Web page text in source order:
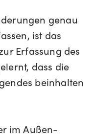
genau
ist das
Erfassung des
dass die
beinhalten
im Außen-